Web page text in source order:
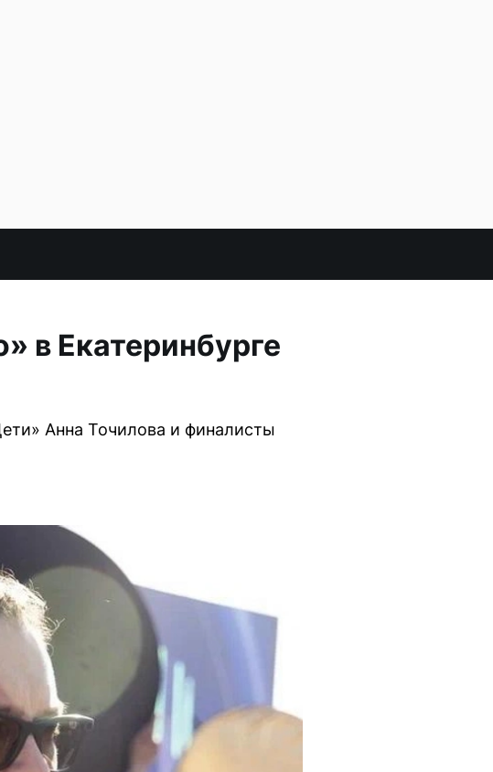
в Екатеринбурге
Анна Точилова и финалисты